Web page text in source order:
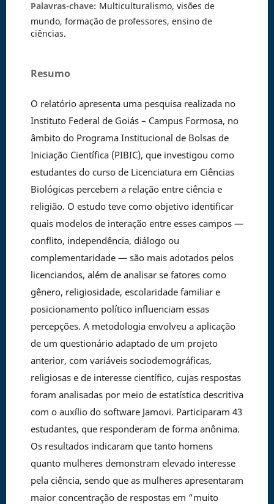
Palavras-chave: Multiculturalismo, visões de
mundo, formação de professores, ensino de
ciências.
Resumo
O relatório apresenta uma pesquisa realizada no
Instituto Federal de Goiás – Campus Formosa, no
âmbito do Programa Institucional de Bolsas de
Iniciação Científica (PIBIC), que investigou como
estudantes do curso de Licenciatura em Ciências
Biológicas percebem a relação entre ciência e
religião. O estudo teve como objetivo identificar
quais modelos de interação entre esses campos —
conflito, independência, diálogo ou
complementaridade — são mais adotados pelos
licenciandos, além de analisar se fatores como
gênero, religiosidade, escolaridade familiar e
posicionamento político influenciam essas
percepções. A metodologia envolveu a aplicação
de um questionário adaptado de um projeto
anterior, com variáveis sociodemográficas,
religiosas e de interesse científico, cujas respostas
foram analisadas por meio de estatística descritiva
com o auxílio do software Jamovi. Participaram 43
estudantes, que responderam de forma anônima.
Os resultados indicaram que tanto homens
quanto mulheres demonstram elevado interesse
pela ciência, sendo que as mulheres apresentaram
maior concentração de respostas em “muito